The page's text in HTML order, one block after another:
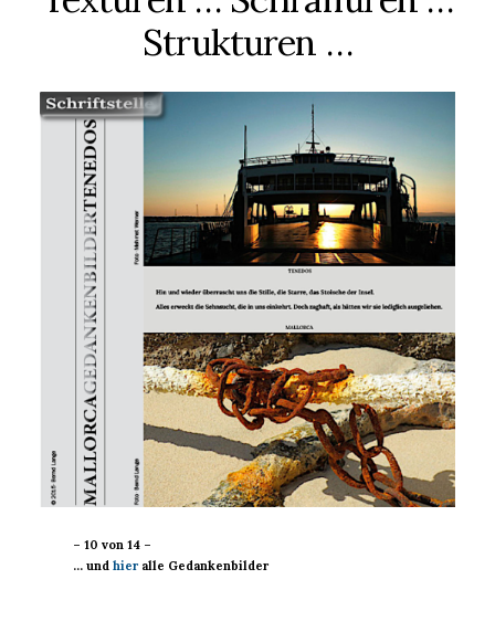
Strukturen …
– 10 von 14 –
… undhier alle Gedankenbilder